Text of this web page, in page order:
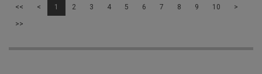
<< < 1 2 3 4 5 6 7 8 9 10 >
>>